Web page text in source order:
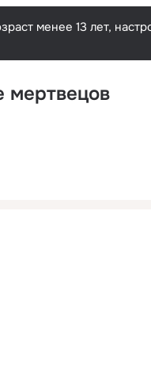
менее 13 лет,
мертвецов